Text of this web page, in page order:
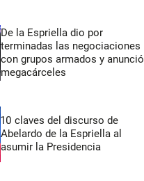
De la Espriella dio por
terminadas las negociaciones
con grupos armados y anunció
megacárceles
10 claves del discurso de
Abelardo de la Espriella al
asumir la Presidencia